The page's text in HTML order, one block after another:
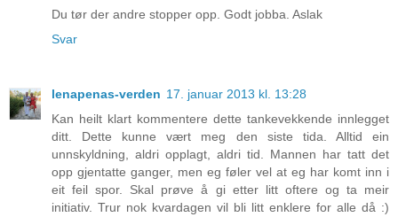
Du tør der andre stopper opp. Godt jobba. Aslak
Svar
lenapenas-verden 17. januar 2013 kl. 13:28
Kan heilt klart kommentere dette tankevekkende innlegget
ditt. Dette kunne vært meg den siste tida. Alltid ein
unnskyldning, aldri opplagt, aldri tid. Mannen har tatt det
opp gjentatte ganger, men eg føler vel at eg har komt inn i
eit feil spor. Skal prøve å gi etter litt oftere og ta meir
initiativ. Trur nok kvardagen vil bli litt enklere for alle då :)